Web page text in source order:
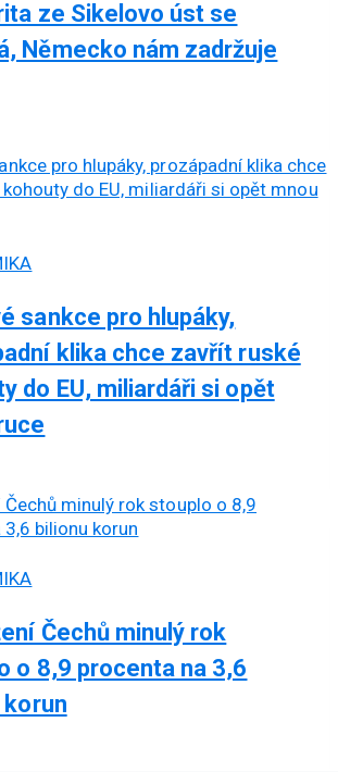
ze Sikelovo úst se
Německo nám zadržuje
sankce pro hlupáky,
klika chce zavřít ruské
do EU, miliardáři si opět
Čechů minulý rok
o 8,9 procenta na 3,6
korun